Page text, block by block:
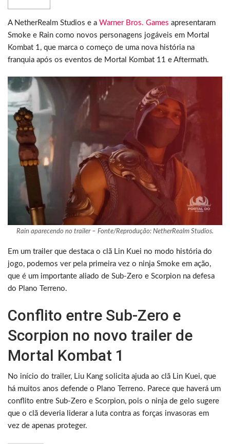
A NetherRealm Studios e a Warner Bros. Games apresentaram
Smoke e Rain como novos personagens jogáveis em Mortal
Kombat 1, que marca o começo de uma nova história na
franquia após os eventos de Mortal Kombat 11 e Aftermath.
Rain aparecendo no trailer – Fonte/Reprodução: NetherRealm Studios.
Em um trailer que destaca o clã Lin Kuei no modo história do
jogo, podemos ver pela primeira vez o ninja Smoke em ação,
que é um importante aliado de Sub-Zero e Scorpion na defesa
do Plano Terreno.
Conflito entre Sub-Zero e
Scorpion no novo trailer de
Mortal Kombat 1
No início do trailer, Liu Kang solicita ajuda ao clã Lin Kuei, que
há muitos anos defende o Plano Terreno. Parece que haverá um
conflito entre Sub-Zero e Scorpion, pois o ninja de gelo sugere
que o clã deveria liderar a luta contra as forças invasoras em
vez de apenas proteger.